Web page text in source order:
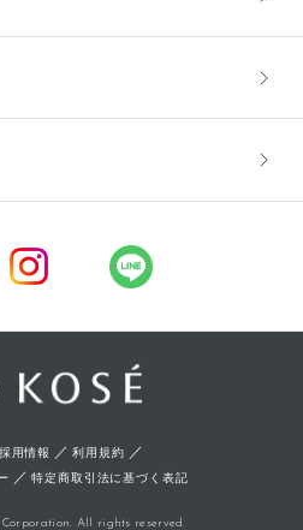
採用情報 ／利用規約 ／
／特定商取引法に基づく表記
All rights reserved.